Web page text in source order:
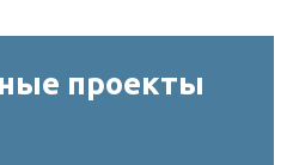
проекты